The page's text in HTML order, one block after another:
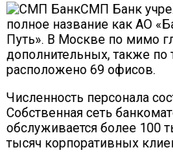
СМП Банк
полное название как АО
Путь». В Москве по мимо
дополнительных, также по
расположено 69 офисов.
Численность персонала
Собственная сеть
обслуживается более 100
тысяч корпоративных